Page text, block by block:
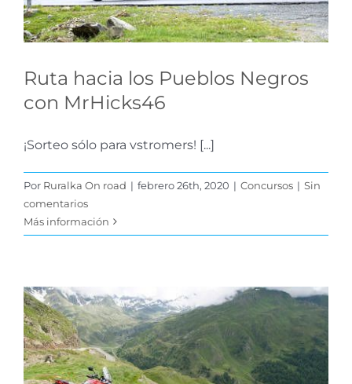
Ruta hacia los Pueblos Negros
con MrHicks46
¡Sorteo sólo para vstromers! [...]
Por Ruralka On road | febrero 26th, 2020 | Concursos | Sin
comentarios
Más información
Puertos de montaña
que debes conocer con